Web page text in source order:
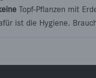
Topf-Pflanzen mit
ist die Hygiene.